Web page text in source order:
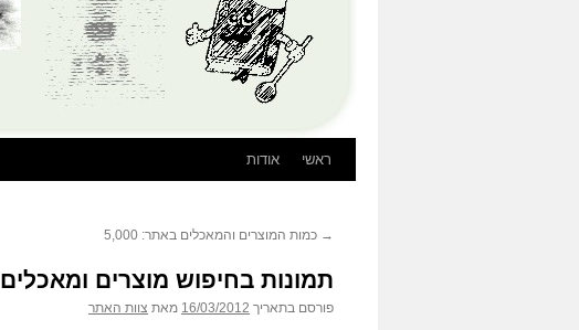
ראשי אודות
→ כמות המוצרים והמאכלים באתר: 5,000
תמונות בחיפוש מוצרים ומאכלים
פורסם בתאריך 16/03/2012 מאת צוות האתר